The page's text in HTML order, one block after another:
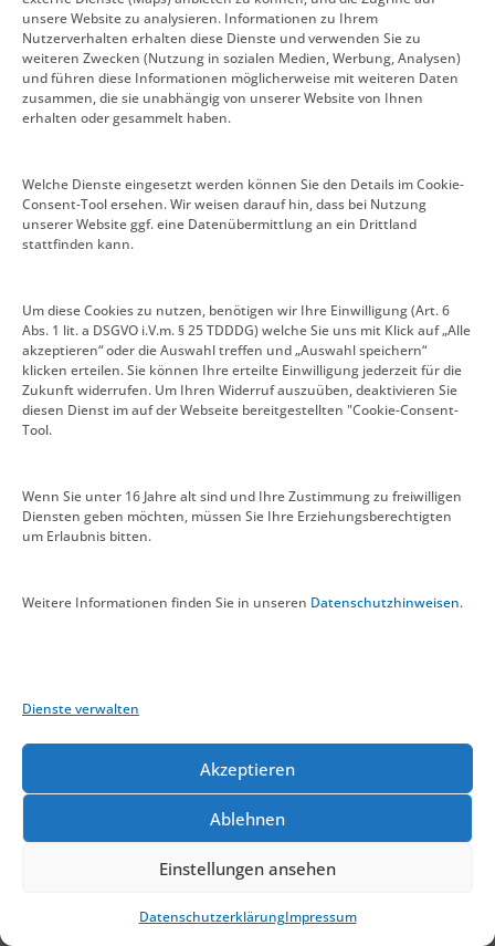
unsere Website zu analysieren. Informationen zu Ihrem
Nutzerverhalten erhalten diese Dienste und verwenden Sie zu
weiteren Zwecken (Nutzung in sozialen Medien, Werbung, Analysen)
und führen diese Informationen möglicherweise mit weiteren Daten
zusammen, die sie unabhängig von unserer Website von Ihnen
erhalten oder gesammelt haben.
Welche Dienste eingesetzt werden können Sie den Details im Cookie-
Consent-Tool ersehen. Wir weisen darauf hin, dass bei Nutzung
unserer Website ggf. eine Datenübermittlung an ein Drittland
stattfinden kann.
Um diese Cookies zu nutzen, benötigen wir Ihre Einwilligung (Art. 6
Abs. 1 lit. a DSGVO i.V.m. § 25 TDDDG) welche Sie uns mit Klick auf „Alle
akzeptieren“ oder die Auswahl treffen und „Auswahl speichern“
klicken erteilen. Sie können Ihre erteilte Einwilligung jederzeit für die
Zukunft widerrufen. Um Ihren Widerruf auszuüben, deaktivieren Sie
diesen Dienst im auf der Webseite bereitgestellten "Cookie-Consent-
Tool.
Wenn Sie unter 16 Jahre alt sind und Ihre Zustimmung zu freiwilligen
Diensten geben möchten, müssen Sie Ihre Erziehungsberechtigten
um Erlaubnis bitten.
Weitere Informationen finden Sie in unseren Datenschutzhinweisen.
Dienste verwalten
Akzeptieren
Ablehnen
Einstellungen ansehen
DatenschutzerklärungImpressum
TBM – Technische Bauteile Mader
Bürgermeister-Fink Str. 41
 (0 82 22) 9 65 69 07
 info@tbm-burgau.de
ANSPRECHPARTNER
Robert Mader (Geschäftsführer)
ÖFFNUNGSZEITEN
Mo. – Fr. 8.00 – 12.00 Uhr
Mo. – Do. 13.00 – 16.00 Uhr
ANFAHRT